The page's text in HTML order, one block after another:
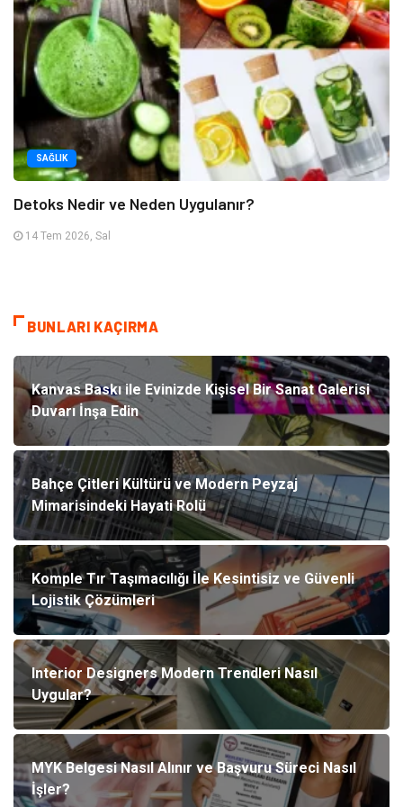
SAĞLIK
Detoks Nedir ve Neden Uygulanır?
14 Tem 2026, Sal
BUNLARI KAÇIRMA
Kanvas Baskı ile Evinizde Kişisel Bir Sanat Galerisi
Duvarı İnşa Edin
Bahçe Çitleri Kültürü ve Modern Peyzaj
Mimarisindeki Hayati Rolü
Komple Tır Taşımacılığı İle Kesintisiz ve Güvenli
Lojistik Çözümleri
Interior Designers Modern Trendleri Nasıl
Uygular?
MYK Belgesi Nasıl Alınır ve Başvuru Süreci Nasıl
İşler?